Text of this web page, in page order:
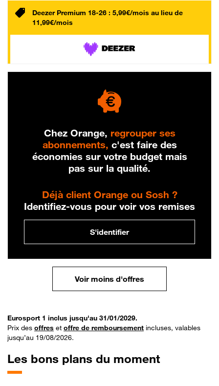
Deezer Premium 18-26 : 5,99€/mois au lieu de
11,99€/mois
Chez Orange, regrouper ses
abonnements, c'est faire des
économies sur votre budget mais
pas sur la qualité.
Déjà client Orange ou Sosh ?
Identifiez-vous pour voir vos remises
S'identifier
Voir moins d'offres
Eurosport 1 inclus jusqu'au 31/01/2029.
Prix des offres et offre de remboursement incluses, valables
jusqu’au 19/08/2026.
Les bons plans du moment